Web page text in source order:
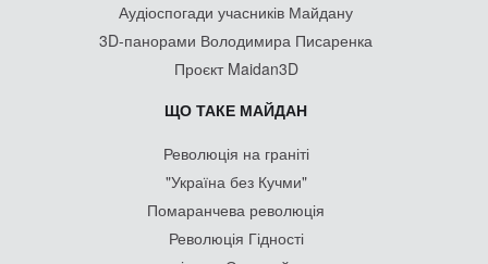
Аудіоспогади учасників Майдану
3D-панорами Володимира Писаренка
Проєкт Maidan3D
ЩО ТАКЕ МАЙДАН
Революція на граніті
"Україна без Кучми"
Помаранчева революція
Революція Гідності